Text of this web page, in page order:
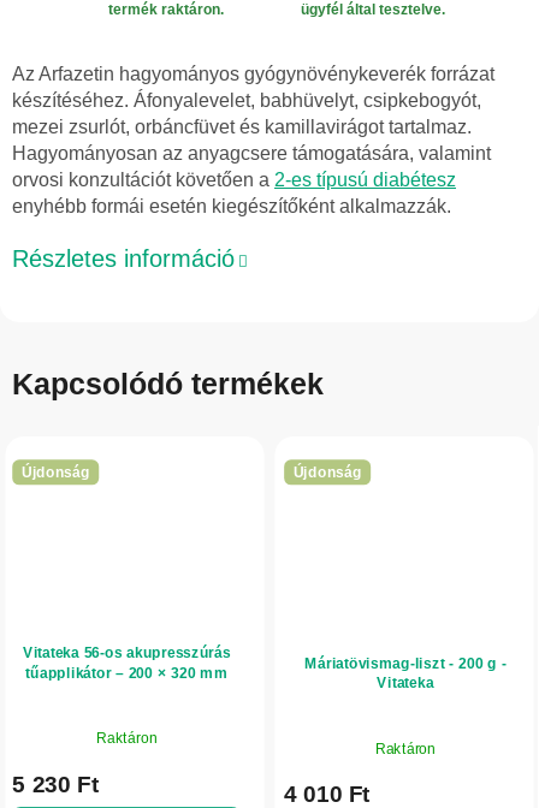
termék raktáron.
ügyfél által tesztelve.
Az Arfazetin hagyományos gyógynövénykeverék forrázat
készítéséhez. Áfonyalevelet, babhüvelyt, csipkebogyót,
mezei zsurlót, orbáncfüvet és kamillavirágot tartalmaz.
Hagyományosan az anyagcsere támogatására, valamint
orvosi konzultációt követően a 2-es típusú diabétesz
enyhébb formái esetén kiegészítőként alkalmazzák.
Részletes információ
Kapcsolódó termékek
Újdonság
Vitateka 56-os akupresszúrás
tűapplikátor – 200 × 320 mm
Raktáron
5 230 Ft
Újdonság
Máriatövismag-liszt - 200 g -
Vitateka
Raktáron
4 010 Ft